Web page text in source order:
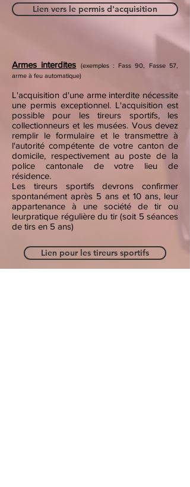
Lien vers le permis d'acquisition
Armes interdites
(exemples : Fass 90, Fasse 57,
arme à feu automatique)
L'acquisition d'une arme interdite nécessite
une permis exceptionnel. L'acquisition est
possible pour les tireurs sportifs, les
collectionneurs et les musées. Vous devez
remplir le formulaire et le transmettre à
l'autorité compétente de votre canton de
domicile, respectivement au poste de la
police cantonale de votre lieu de
résidence.
Les tireurs sportifs devrons confirmer
spontanément après 5 ans et 10 ans, leur
appartenance à une société de tir ou
leurpratique régulière du tir (soit 5 séances
de tirs en 5 ans)
Lien pour les tireurs sportifs